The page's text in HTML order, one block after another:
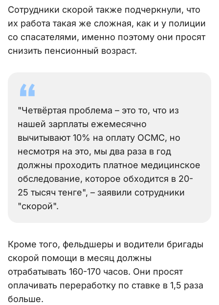
Сотрудники скорой также подчеркнули, что
их работа такая же сложная, как и у полиции
со спасателями, именно поэтому они просят
снизить пенсионный возраст.
"Четвёртая проблема – это то, что из
нашей зарплаты ежемесячно
вычитывают 10% на оплату ОСМС, но
несмотря на это, мы два раза в год
должны проходить платное медицинское
обследование, которое обходится в 20-
25 тысяч тенге", – заявили сотрудники
"скорой".
Кроме того, фельдшеры и водители бригады
скорой помощи в месяц должны
отрабатывать 160-170 часов. Они просят
оплачивать переработку по ставке в 1,5 раза
больше.